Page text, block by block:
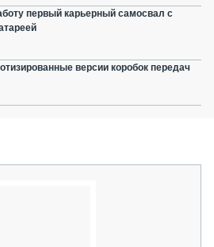
первый карьерный самосвал с
версии коробок передач